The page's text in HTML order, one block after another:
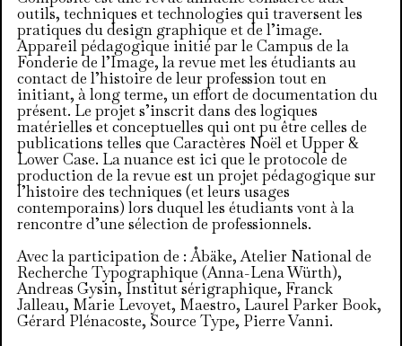
outils, techniques et technologies qui traversent les
pratiques du design graphique et de l’image.
Appareil pédagogique initié par le Campus de la
Fonderie de l’Image, la revue met les étudiants au
contact de l’histoire de leur profession tout en
initiant, à long terme, un effort de documentation du
présent. Le projet s’inscrit dans des logiques
matérielles et conceptuelles qui ont pu être celles de
publications telles que Caractères Noël et Upper &
Lower Case. La nuance est ici que le protocole de
production de la revue est un projet pédagogique sur
l’histoire des techniques (et leurs usages
contemporains) lors duquel les étudiants vont à la
rencontre d’une sélection de professionnels.
Avec la participation de : Åbäke, Atelier National de
Recherche Typographique (Anna-Lena Würth),
Andreas Gysin, Institut sérigraphique, Franck
Jalleau, Marie Levoyet, Maestro, Laurel Parker Book,
Gérard Plénacoste, Source Type, Pierre Vanni.